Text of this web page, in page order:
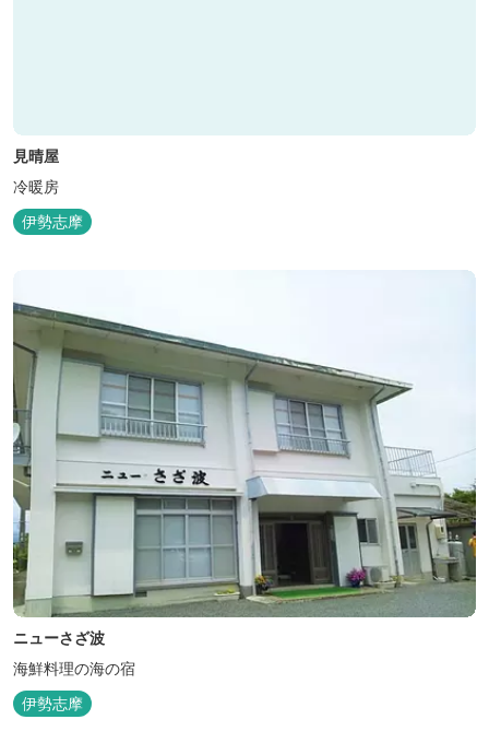
見晴屋
冷暖房
伊勢志摩
ニューさざ波
海鮮料理の海の宿
伊勢志摩